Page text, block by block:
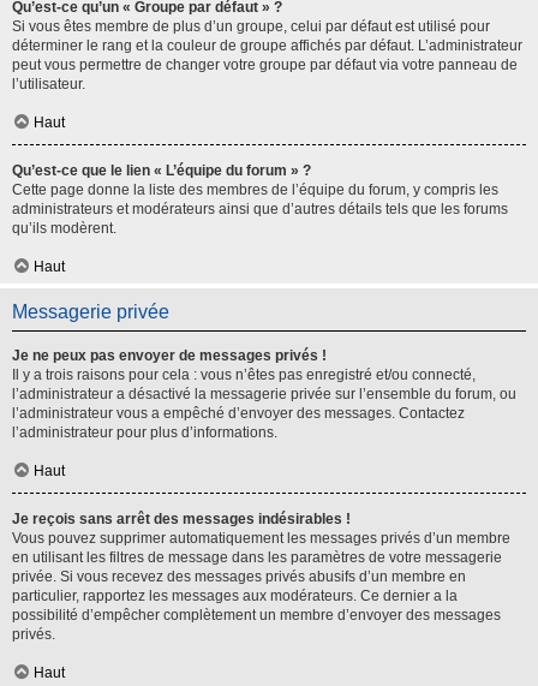
Qu’est-ce qu’un « Groupe par défaut » ?
Si vous êtes membre de plus d’un groupe, celui par défaut est utilisé pour
déterminer le rang et la couleur de groupe affichés par défaut. L’administrateur
peut vous permettre de changer votre groupe par défaut via votre panneau de
l’utilisateur.
Haut
Qu’est-ce que le lien « L’équipe du forum » ?
Cette page donne la liste des membres de l’équipe du forum, y compris les
administrateurs et modérateurs ainsi que d’autres détails tels que les forums
qu’ils modèrent.
Haut
Messagerie privée
Je ne peux pas envoyer de messages privés !
Il y a trois raisons pour cela : vous n’êtes pas enregistré et/ou connecté,
l’administrateur a désactivé la messagerie privée sur l’ensemble du forum, ou
l’administrateur vous a empêché d’envoyer des messages. Contactez
l’administrateur pour plus d’informations.
Haut
Je reçois sans arrêt des messages indésirables !
Vous pouvez supprimer automatiquement les messages privés d’un membre
en utilisant les filtres de message dans les paramètres de votre messagerie
privée. Si vous recevez des messages privés abusifs d’un membre en
particulier, rapportez les messages aux modérateurs. Ce dernier a la
possibilité d’empêcher complètement un membre d’envoyer des messages
privés.
Haut